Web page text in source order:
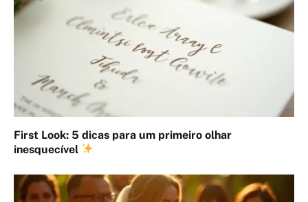
First Look: 5 dicas para um primeiro olhar
inesquecível